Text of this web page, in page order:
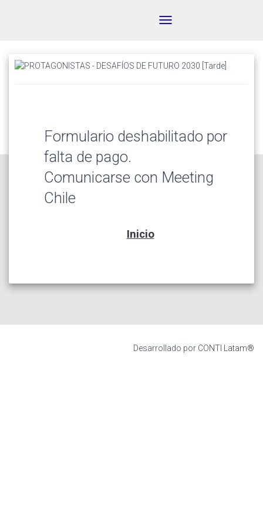
Toggle
Formulario deshabilitado por
falta de pago.
Comunicarse con Meeting
Chile
Inicio
Desarrollado por CONTI Latam®